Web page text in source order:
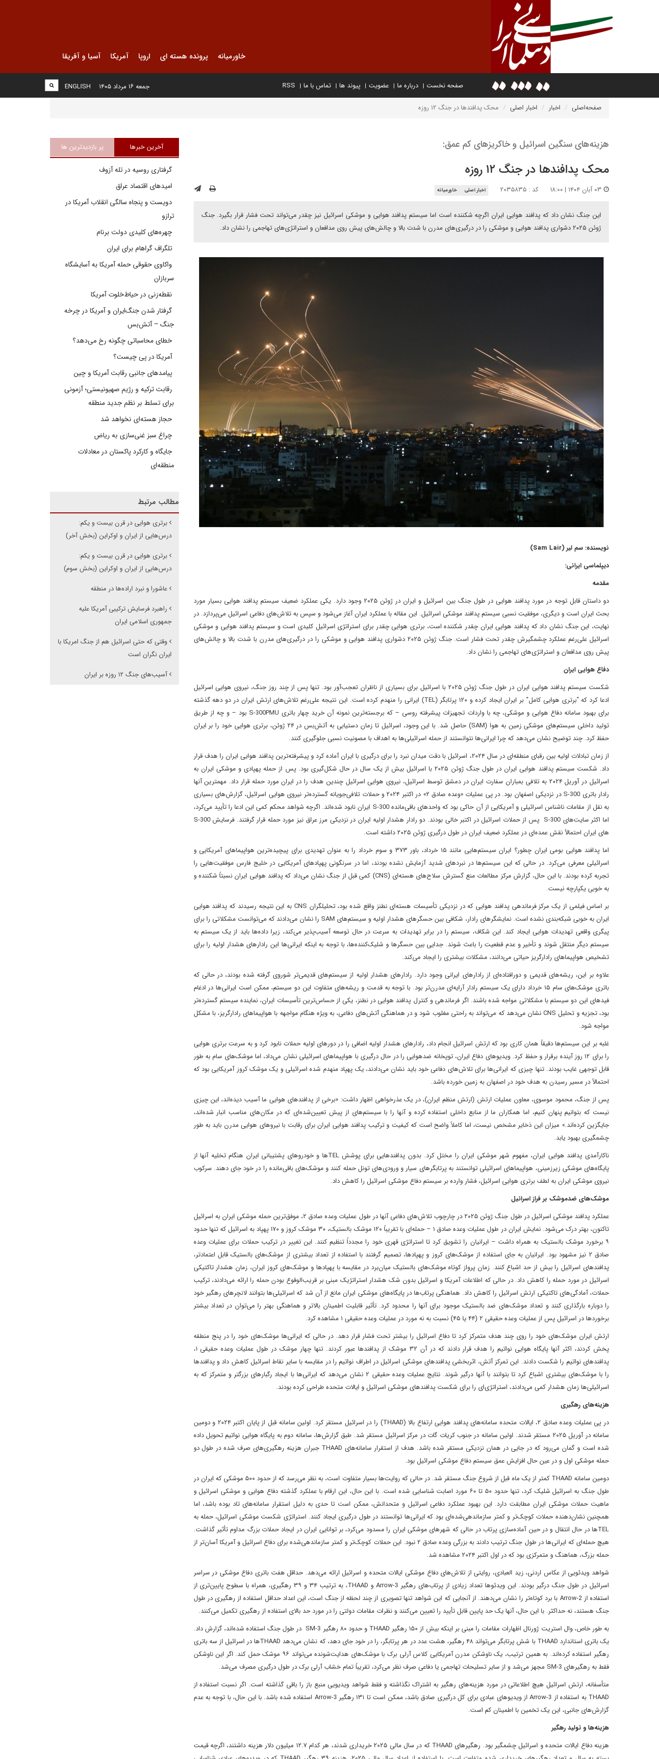
خاورمیانه پرونده هسته ای اروپا آمریکا آسیا و آفریقا
صفحه نخست درباره ما عضویت پیوند ها تماس با ما RSS
ENGLISH جمعه ۱۶ مرداد ۱۴۰۵
صفحه‌اصلی اخبار اخبار اصلی محک پدافندها در جنگ ۱۲ روزه
هزینه‌های سنگین اسرائیل و خاکریزهای کم عمق:
محک پدافندها در جنگ ۱۲ روزه
کد : ۲۰۳۵۸۳۵ اخبار اصلی خاورمیانه
این جنگ نشان داد که پدافند هوایی ایران اگرچه شکننده است اما سیستم پدافند هوایی و موشکی اسرائیل نیز چقدر می‌تواند تحت فشار قرار بگیرد. جنگ
ژوئن ۲۰۲۵ دشواری پدافند هوایی و موشکی را در درگیری‌های مدرن با شدت بالا و چالش‌های پیش روی مدافعان و استراتژی‌های تهاجمی را نشان داد.
نویسنده: سم لیر (Sam Lair)
دیپلماسی ایرانی:
مقدمه
دو داستان قابل توجه در مورد پدافند هوایی در طول جنگ بین اسرائیل و ایران در ژوئن ۲۰۲۵ وجود دارد. یکی عملکرد ضعیف سیستم پدافند هوایی بسیار مورد
بحث ایران است و دیگری، موفقیت نسبی سیستم پدافند موشکی اسرائیل. این مقاله با عملکرد ایران آغاز می‌شود و سپس به تلاش‌های دفاعی اسرائیل می‌پردازد. در
نهایت، این جنگ نشان داد که پدافند هوایی ایران چقدر شکننده است، برتری هوایی چقدر برای استراتژی اسرائیل کلیدی است و سیستم پدافند هوایی و موشکی
اسرائیل علی‌رغم عملکرد چشمگیرش چقدر تحت فشار است. جنگ ژوئن ۲۰۲۵ دشواری پدافند هوایی و موشکی را در درگیری‌های مدرن با شدت بالا و چالش‌های
پیش روی مدافعان و استراتژی‌های تهاجمی را نشان داد.
دفاع هوایی ایران
شکست سیستم پدافند هوایی ایران در طول جنگ ژوئن ۲۰۲۵ با اسرائیل برای بسیاری از ناظران تعجب‌آور بود. تنها پس از چند روز جنگ، نیروی هوایی اسرائیل
ادعا کرد که "برتری هوایی کامل" بر ایران ایجاد کرده و ۱۲۰ پرتابگر (TEL) ایرانی را منهدم کرده است. این نتیجه علی‌رغم تلاش‌های ارتش ایران در دو دهه گذشته
برای بهبود سامانه دفاع هوایی و موشکی، چه با واردات تجهیزات پیشرفته روسی – که برجسته‌ترین نمونه آن خرید چهار باتری S-300PMU بود – و چه از طریق
تولید داخلی سیستم‌های موشکی زمین به هوا (SAM) حاصل شد. با این وجود، اسرائیل تا زمان دستیابی به آتش‌بس در ۲۴ ژوئن، برتری هوایی خود را بر ایران
حفظ کرد. چند توضیح نشان می‌دهد که چرا ایرانی‌ها نتوانستند از حمله اسرائیلی‌ها به اهداف با مصونیت نسبی جلوگیری کنند.
از زمان تبادلات اولیه بین رقبای منطقه‌ای در سال ۲۰۲۴، اسرائیل با دقت میدان نبرد را برای درگیری با ایران آماده کرد و پیشرفته‌ترین پدافند هوایی ایران را هدف قرار
داد. شکست سیستم پدافند هوایی ایران در طول جنگ ژوئن ۲۰۲۵ با اسرائیل بیش از یک سال در حال شکل‌گیری بود. پس از حمله پهپادی و موشکی ایران به
اسرائیل در آوریل ۲۰۲۴ به تلافی بمباران سفارت ایران در دمشق توسط اسرائیل، نیروی هوایی اسرائیل چندین هدف را در ایران مورد حمله قرار داد. مهمترین آنها
رادار باتری S-300 در نزدیکی اصفهان بود. در پی عملیات «وعده صادق ۲» در اکتبر ۲۰۲۴ و حملات تلافی‌جویانه گسترده‌تر نیروی هوایی اسرائیل، گزارش‌های بسیاری
به نقل از مقامات ناشناس اسرائیلی و آمریکایی از آن حاکی بود که واحدهای باقی‌مانده S-300 ایران نابود شده‌اند. اگرچه شواهد محکم کمی این ادعا را تأیید می‌کرد،
اما اکثر سایت‌های S-300 پس از حملات اسرائیل در اکتبر خالی بودند. دو رادار هشدار اولیه ایران در نزدیکی مرز عراق نیز مورد حمله قرار گرفتند. فرسایش S-300
های ایران احتمالاً نقش عمده‌ای در عملکرد ضعیف ایران در طول درگیری ژوئن ۲۰۲۵ داشته است.
اما پدافند هوایی بومی ایران چطور؟ ایران سیستم‌هایی مانند ۱۵ خرداد، باور ۳۷۳ و سوم خرداد را به عنوان تهدیدی برای پیچیده‌ترین هواپیماهای آمریکایی و
اسرائیلی معرفی می‌کرد. در حالی که این سیستم‌ها در نبردهای شدید آزمایش نشده بودند، اما در سرنگونی پهپادهای آمریکایی در خلیج فارس موفقیت‌هایی را
تجربه کرده بودند. با این حال، گزارش مرکز مطالعات منع گسترش سلاح‌های هسته‌ای (CNS) کمی قبل از جنگ نشان می‌داد که پدافند هوایی ایران نسبتاً شکننده و
به خوبی یکپارچه نیست.
بر اساس فیلمی از یک مرکز فرماندهی پدافند هوایی که در نزدیکی تأسیسات هسته‌ای نطنز واقع شده بود، تحلیلگران CNS به این نتیجه رسیدند که پدافند هوایی
ایران به خوبی شبکه‌بندی نشده است. نمایشگرهای رادار، شکافی بین حسگرهای هشدار اولیه و سیستم‌های SAM را نشان می‌دادند که می‌توانست مشکلاتی را برای
پیگری واقعی تهدیدات هوایی ایجاد کند. این شکاف، سیستم را در برابر تهدیدات به سرعت در حال توسعه آسیب‌پذیر می‌کند، زیرا داده‌ها باید از یک سیستم به
سیستم دیگر منتقل شوند و تأخیر و عدم قطعیت را باعث شوند. جدایی بین حسگرها و شلیک‌کننده‌ها، با توجه به اینکه ایرانی‌ها این رادارهای هشدار اولیه را برای
تشخیص هواپیماهای رادارگریز حیاتی می‌دانند، مشکلات بیشتری را ایجاد می‌کند.
علاوه بر این، ریشه‌های قدیمی و دورافتاده‌ای از رادارهای ایرانی وجود دارد. رادارهای هشدار اولیه از سیستم‌های قدیمی‌تر شوروی گرفته شده بودند، در حالی که
باتری موشک‌های سام ۱۵ خرداد دارای یک سیستم رادار آرایه‌ای مدرن‌تر بود. با توجه به قدمت و ریشه‌های متفاوت این دو سیستم، ممکن است ایرانی‌ها در ادغام
فیدهای این دو سیستم با مشکلاتی مواجه شده باشند. اگر فرماندهی و کنترل پدافند هوایی در نطنز، یکی از حساس‌ترین تأسیسات ایران، نماینده سیستم گسترده‌تر
بود، تجزیه و تحلیل CNS نشان می‌دهد که می‌تواند به راحتی مغلوب شود و در هماهنگی آتش‌های دفاعی، به ویژه هنگام مواجهه با هواپیماهای رادارگریز، با مشکل
مواجه شود.
غلبه بر این سیستم‌ها دقیقاً همان کاری بود که ارتش اسرائیل انجام داد، رادارهای هشدار اولیه اضافی را در دورهای اولیه حملات نابود کرد و به سرعت برتری هوایی
را برای ۱۲ روز آینده برقرار و حفظ کرد. ویدیوهای دفاع ایران، توپخانه ضدهوایی را در حال درگیری با هواپیماهای اسرائیلی نشان می‌داد، اما موشک‌های سام به طور
قابل توجهی غایب بودند. تنها چیزی که ایرانی‌ها برای تلاش‌های دفاعی خود باید نشان می‌دادند، یک پهپاد منهدم شده اسرائیلی و یک موشک کروز آمریکایی بود که
احتمالاً در مسیر رسیدن به هدف خود در اصفهان به زمین خورده باشد.
پس از جنگ، محمود موسوی، معاون عملیات ارتش (ارتش منظم ایران)، در یک عذرخواهی اظهار داشت: «برخی از پدافندهای هوایی ما آسیب دیده‌اند، این چیزی
نیست که بتوانیم پنهان کنیم، اما همکاران ما از منابع داخلی استفاده کرده و آنها را با سیستم‌های از پیش تعیین‌شده‌ای که در مکان‌های مناسب انبار شده‌اند،
جایگزین کرده‌اند.» میزان این ذخایر مشخص نیست، اما کاملاً واضح است که کیفیت و ترکیب پدافند هوایی ایران برای رقابت با نیروهای هوایی مدرن باید به طور
چشمگیری بهبود یابد.
ناکارآمدی پدافند هوایی ایران، مفهوم شهر موشکی ایران را مختل کرد. بدون پدافندهایی برای پوشش TELها و خودروهای پشتیبانی ایران هنگام تخلیه آنها از
پایگاه‌های موشکی زیرزمینی، هواپیماهای اسرائیلی توانستند به پرتابگرهای سیار و ورودی‌های تونل حمله کنند و موشک‌های باقی‌مانده را در خود جای دهند. سرکوب
نیروی موشکی ایران به لطف برتری هوایی اسرائیل، فشار وارده بر سیستم دفاع موشکی اسرائیل را کاهش داد.
موشک‌های ضدموشک بر فراز اسرائیل
عملکرد پدافند موشکی اسرائیل در طول جنگ ژوئن ۲۰۲۵ در چارچوب تلاش‌های دفاعی آنها در طول عملیات وعده صادق ۲، موفق‌ترین حمله موشکی ایران به اسرائیل
تاکنون، بهتر درک می‌شود. نمایش ایران در طول عملیات وعده صادق ۱ – حمله‌ای با تقریباً ۱۲۰ موشک بالستیک، ۳۰ موشک کروز و ۱۷۰ پهپاد به اسرائیل که تنها حدود
۹ برخورد موشک بالستیک به همراه داشت – ایرانیان را تشویق کرد تا استراتژی قهری خود را مجدداً تنظیم کنند. این تغییر در ترکیب حملات برای عملیات وعده
صادق ۲ نیز مشهود بود. ایرانیان به جای استفاده از موشک‌های کروز و پهپادها، تصمیم گرفتند با استفاده از تعداد بیشتری از موشک‌های بالستیک قابل اعتمادتر،
پدافندهای اسرائیل را بیش از حد اشباع کنند. زمان پرواز کوتاه موشک‌های بالستیک میان‌برد در مقایسه با پهپادها و موشک‌های کروز ایران، زمان هشدار تاکتیکی
اسرائیل در مورد حمله را کاهش داد. در حالی که اطلاعات آمریکا و اسرائیل بدون شک هشدار استراتژیک مبنی بر قریب‌الوقوع بودن حمله را ارائه می‌دادند، ترکیب
حملات، آمادگی‌های تاکتیکی ارتش اسرائیل را کاهش داد. هماهنگی پرتاب‌ها در پایگاه‌های موشکی ایران مانع از آن شد که اسرائیلی‌ها بتوانند لانچرهای رهگیر خود
را دوباره بارگذاری کنند و تعداد موشک‌های ضد بالستیک موجود برای آنها را محدود کرد. تأثیر قابلیت اطمینان بالاتر و هماهنگی بهتر را می‌توان در تعداد بیشتر
برخوردها در اسرائیل پس از عملیات وعده حقیقی ۲ (۴۴ یا ۴۵) نسبت به نه مورد در عملیات وعده حقیقی ۱ مشاهده کرد.
ارتش ایران موشک‌های خود را روی چند هدف متمرکز کرد تا دفاع اسرائیل را بیشتر تحت فشار قرار دهد. در حالی که ایرانی‌ها موشک‌های خود را در پنج منطقه
پخش کردند، اکثر آنها پایگاه هوایی نواتیم را هدف قرار دادند که در آن ۳۲ موشک از پدافندها عبور کردند. تنها چهار موشک در طول عملیات وعده حقیقی ۱،
پدافندهای نواتیم را شکست دادند. این تمرکز آتش، اثربخشی پدافندهای موشکی اسرائیل در اطراف نواتیم را در مقایسه با سایر نقاط اسرائیل کاهش داد و پدافندها
را با موشک‌های بیشتری اشباع کرد تا بتوانند با آنها درگیر شوند. نتایج عملیات وعده حقیقی ۲ نشان می‌دهد که ایرانی‌ها با ایجاد رگبارهای بزرگتر و متمرکز که به
اسرائیلی‌ها زمان هشدار کمی می‌دادند، استراتژی‌ای را برای شکست پدافندهای موشکی اسرائیل و ایالات متحده طراحی کرده بودند.
هزینه‌های رهگیری
در پی عملیات وعده صادق ۲، ایالات متحده سامانه‌های پدافند هوایی ارتفاع بالا (THAAD) را در اسرائیل مستقر کرد. اولین سامانه قبل از پایان اکتبر ۲۰۲۴ و دومین
سامانه در آوریل ۲۰۲۵ مستقر شدند. اولین سامانه در جنوب کریات گات در مرکز اسرائیل مستقر شد. طبق گزارش‌ها، سامانه دوم به پایگاه هوایی نواتیم تحویل داده
شده است و گمان می‌رود که در جایی در همان نزدیکی مستقر شده باشد. هدف از استقرار سامانه‌های THAAD جبران هزینه رهگیری‌های صرف شده در طول دو
حمله موشکی اول و در عین حال افزایش عمق سیستم دفاع موشکی اسرائیل بود.
دومین سامانه THAAD کمتر از یک ماه قبل از شروع جنگ مستقر شد. در حالی که روایت‌ها بسیار متفاوت است، به نظر می‌رسد که از حدود ۵۰۰ موشکی که ایران در
طول جنگ به اسرائیل شلیک کرد، تنها حدود ۵۰ تا ۶۰ مورد اصابت شناسایی شده است. با این حال، این ارقام با عملکرد گذشته دفاع هوایی و موشکی اسرائیل و
ماهیت حملات موشکی ایران مطابقت دارد. این بهبود عملکرد دفاعی اسرائیل و متحدانش، ممکن است تا حدی به دلیل استقرار سامانه‌های تاد بوده باشد، اما
همچنین نشان‌دهنده حملات کوچک‌تر و کمتر سازماندهی‌شده‌ای بود که ایرانی‌ها توانستند در طول درگیری ایجاد کنند. استراتژی شکست موشکی اسرائیل، حمله به
TELها در حال انتقال و در حین آماده‌سازی پرتاب در حالی که شهرهای موشکی ایران را مسدود می‌کرد، بر توانایی ایران در ایجاد حملات بزرگ مداوم تأثیر گذاشت.
هیچ حمله‌ای که ایرانی‌ها در طول جنگ ترتیب دادند به بزرگی وعده صادق ۲ نبود. این حملات کوچک‌تر و کمتر سازماندهی‌شده برای دفاع اسرائیل و آمریکا آسان‌تر از
حمله بزرگ، هماهنگ و متمرکزی بود که در اول اکتبر ۲۰۲۴ مشاهده شد.
شواهد ویدئویی از عکاس اردنی، زید العبادی، روایتی از تلاش‌های دفاع موشکی ایالات متحده و اسرائیل ارائه می‌دهد. حداقل هفت باتری دفاع موشکی در سراسر
اسرائیل در طول جنگ درگیر بودند. این ویدئوها تعداد زیادی از پرتاب‌های رهگیر Arrow-3 و THAAD، به ترتیب ۳۴ و ۳۹ رهگیری، همراه با سطوح پایین‌تری از
استفاده از Arrow-2 با برد کوتاه‌تر را نشان می‌دهند. از آنجایی که این شواهد تنها تصویری از چند لحظه از جنگ است، این اعداد حداقل استفاده از رهگیری در طول
جنگ هستند، نه حداکثر. با این حال، آنها یک حد پایین قابل تأیید را تعیین می‌کنند و نظرات مقامات دولتی را در مورد حد بالای استفاده از رهگیری تکمیل می‌کنند.
به طور خاص، وال استریت ژورنال اظهارات مقامات را مبنی بر اینکه بیش از ۱۵۰ رهگیر THAAD و حدود ۸۰ رهگیر SM-3 در طول جنگ استفاده شده‌اند، گزارش داد.
یک باتری استاندارد THAAD با شش پرتابگر می‌تواند ۴۸ رهگیر، هشت عدد در هر پرتابگر، را در خود جای دهد، که نشان می‌دهد THAADها در اسرائیل از سه باتری
رهگیر استفاده کرده‌اند. به همین ترتیب، یک ناوشکن مدرن آمریکایی کلاس آرلی برک با موشک‌های هدایت‌شونده می‌تواند ۹۶ موشک حمل کند. اگر این ناوشکن
فقط به رهگیرهای SM-3 مجهز می‌شد و از سایر تسلیحات تهاجمی یا دفاعی صرف نظر می‌کرد، تقریباً تمام خشاب آرلی برک در طول درگیری مصرف می‌شد.
متأسفانه، ارتش اسرائیل هیچ اطلاعاتی در مورد هزینه‌های رهگیر به اشتراک نگذاشته و فقط شواهد ویدیویی منبع باز را باقی گذاشته است. اگر نسبت استفاده از
THAAD به استفاده از Arrow-3 از ویدیوهای عبادی برای کل درگیری صادق باشد، ممکن است تا ۱۳۱ رهگیر Arrow-3 استفاده شده باشد. با این حال، با توجه به عدم
گزارش‌های جانبی، این یک تخمین با اطمینان کم است.
هزینه‌ها و تولید رهگیر
هزینه دفاع ایالات متحده و اسرائیل چشمگیر بود. رهگیرهای THAAD که در سال مالی ۲۰۲۵ خریداری شدند، هر کدام ۱۲.۷ میلیون دلار هزینه داشتند، اگرچه قیمت
آخرین خبرها پر بازدیدترین ها
گرفتاری روسیه در تله آزوف
امیدهای اقتصاد عراق
دویست و پنجاه سالگی انقلاب آمریکا در
ترازو
چهره‌های کلیدی دولت برنام
تلگراف گراهام برای ایران
واکاوی حقوقی حمله آمریکا به آسایشگاه
سربازان
نقطه‌زنی در حیاط‌خلوت آمریکا
گرفتار شدن جنگ‌ایران و آمریکا در چرخه
جنگ – آتش‌بس
خطای محاسباتی چگونه رخ می‌دهد؟
آمریکا در پی چیست؟
پیامدهای جانبی رقابت آمریکا و چین
رقابت ترکیه و رژیم صهیونیستی؛ آزمونی
برای تسلط بر نظم جدید منطقه
حجاز هسته‌ای نخواهد شد
چراغ سبز غنی‌سازی به ریاض
جایگاه و کارکرد پاکستان در معادلات
منطقه‌ای
مطالب مرتبط
برتری هوایی در قرن بیست و یکم:
درس‌هایی از ایران و اوکراین (بخش آخر)
برتری هوایی در قرن بیست و یکم:
درس‌هایی از ایران و اوکراین (بخش سوم)
عاشورا و نبرد اراده‌ها در منطقه
راهبرد فرسایش ترکیبی آمریکا علیه
جمهوری اسلامی ایران
وقتی که حتی اسرائیل هم از جنگ امریکا با
ایران نگران است
آسیب‌های جنگ ۱۲ روزه بر ایران